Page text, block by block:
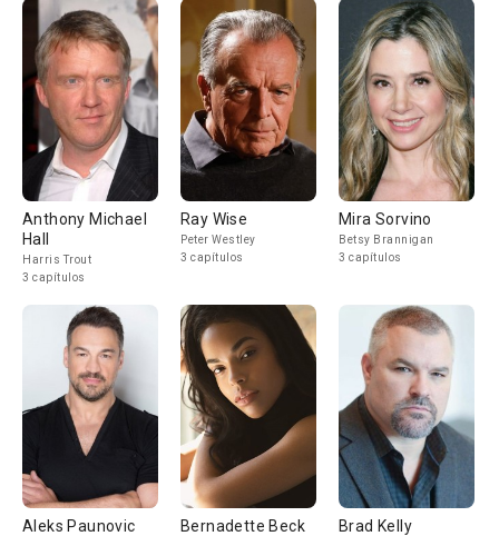
Anthony Michael
Hall
Harris Trout
3 capítulos
Ray Wise
Peter Westley
3 capítulos
Mira Sorvino
Betsy Brannigan
3 capítulos
Aleks Paunovic Bernadette Beck Brad Kelly